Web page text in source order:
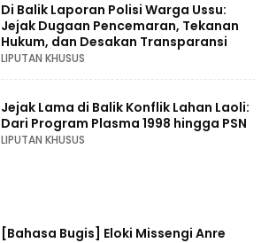
Di Balik Laporan Polisi Warga Ussu:
Jejak Dugaan Pencemaran, Tekanan
Hukum, dan Desakan Transparansi
LIPUTAN KHUSUS
Jejak Lama di Balik Konflik Lahan Laoli:
Dari Program Plasma 1998 hingga PSN
LIPUTAN KHUSUS
[Bahasa Bugis] ‎Eloki Missengi Anre